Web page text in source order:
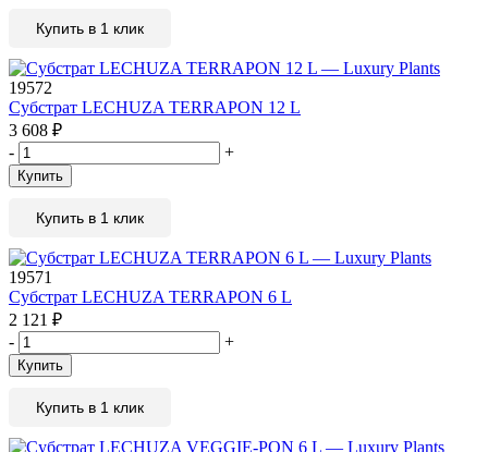
Купить в 1 клик
19572
Субстрат LECHUZA TERRAPON 12 L
3 608 ₽
-
+
Купить
Купить в 1 клик
19571
Субстрат LECHUZA TERRAPON 6 L
2 121 ₽
-
+
Купить
Купить в 1 клик